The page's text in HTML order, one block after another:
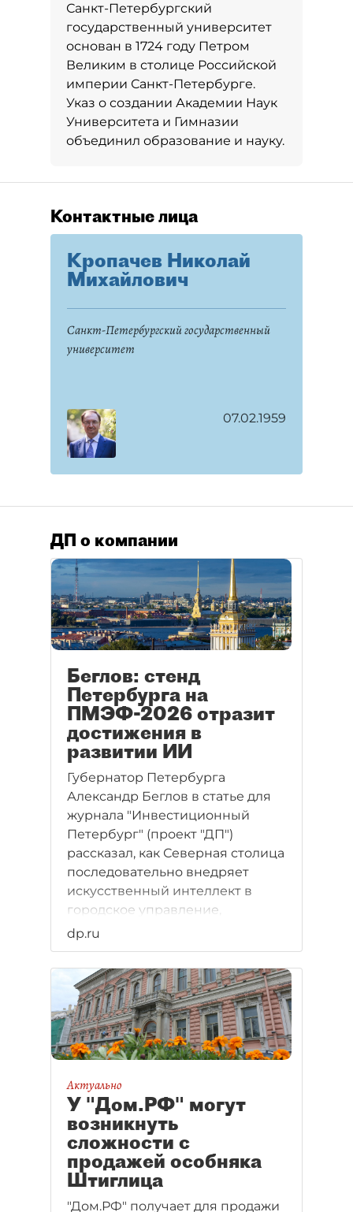
Санкт-Петербургский
государственный университет
основан в 1724 году Петром
Великим в столице Российской
империи Санкт-Петербурге.
Указ о создании Академии Наук
Университета и Гимназии
объединил образование и науку.
Контактные лица
Кропачев Николай
Михайлович
Санкт-Петербургский государственный
университет
07.02.1959
ДП о компании
Беглов: стенд
Петербурга на
ПМЭФ-2026 отразит
достижения в
развитии ИИ
Губернатор Петербурга
Александр Беглов в статье для
журнала "Инвестиционный
Петербург" (проект "ДП")
рассказал, как Северная столица
последовательно внедряет
искусственный интеллект в
городское управление,
медицину, транспорт и ЖКХ,
превращая ИИ из эксперимента
в повседневный инструмент.
dp.ru
Актуально
У "Дом.РФ" могут
возникнуть
сложности с
продажей особняка
Штиглица
"Дом.РФ" получает для продажи